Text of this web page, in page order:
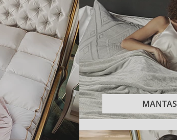
MANTAS